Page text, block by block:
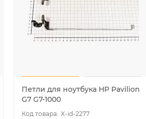
Петли для ноутбука HP Pavilion
G7 G7-1000
X-id-2277